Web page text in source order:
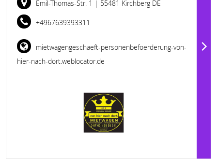
Emil-Thomas-Str. 1 | 55481 Kirchberg DE
+4967639393311
mietwagengeschaeft-personenbefoerderung-von-
hier-nach-dort.weblocator.de